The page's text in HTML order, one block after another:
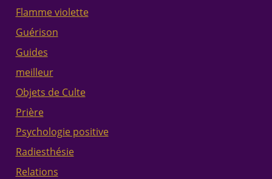
Flamme violette
Guérison
Guides
meilleur
Objets de Culte
Prière
Psychologie positive
Radiesthésie
Relations